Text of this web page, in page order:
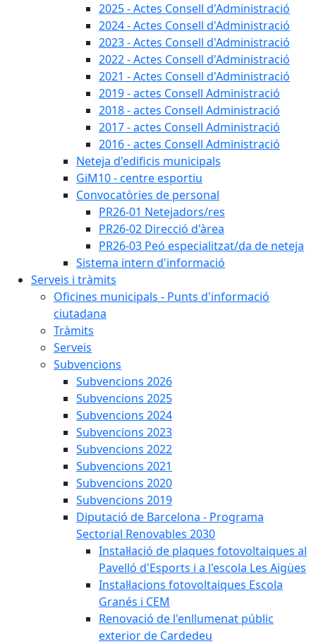
2025 - Actes Consell d'Administració
2024 - Actes Consell d'Administració
2023 - Actes Consell d'Administració
2022 - Actes Consell d'Administració
2021 - Actes Consell d'Administració
2019 - actes Consell Administració
2018 - actes Consell Administració
2017 - actes Consell Administració
2016 - actes Consell Administració
Neteja d'edificis municipals
GiM10 - centre esportiu
Convocatòries de personal
PR26-01 Netejadors/res
PR26-02 Direcció d'àrea
PR26-03 Peó especialitzat/da de neteja
Sistema intern d'informació
Serveis i tràmits
Oficines municipals - Punts d'informació
ciutadana
Tràmits
Serveis
Subvencions
Subvencions 2026
Subvencions 2025
Subvencions 2024
Subvencions 2023
Subvencions 2022
Subvencions 2021
Subvencions 2020
Subvencions 2019
Diputació de Barcelona - Programa
Sectorial Renovables 2030
Instal·lació de plaques fotovoltaiques al
Pavelló d'Esports i a l'escola Les Aigües
Instal·lacions fotovoltaiques Escola
Granés i CEM
Renovació de l'enllumenat públic
exterior de Cardedeu